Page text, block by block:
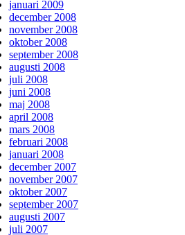
januari 2009
december 2008
november 2008
oktober 2008
september 2008
augusti 2008
juli 2008
juni 2008
maj 2008
april 2008
mars 2008
februari 2008
januari 2008
december 2007
november 2007
oktober 2007
september 2007
augusti 2007
juli 2007